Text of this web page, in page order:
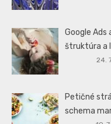
Google Ads
štruktúra a
24.
Petičné
schema